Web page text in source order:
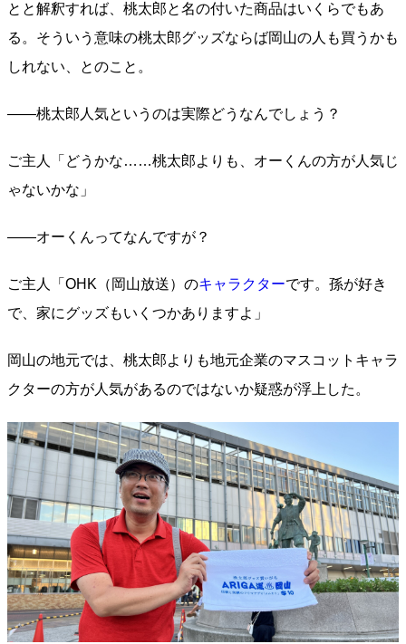
とと解釈すれば、桃太郎と名の付いた商品はいくらでもあ
る。そういう意味の桃太郎グッズならば岡山の人も買うかも
しれない、とのこと。
――桃太郎人気というのは実際どうなんでしょう？
ご主人「どうかな……桃太郎よりも、オーくんの方が人気じ
ゃないかな」
――オーくんってなんですが？
ご主人「OHK（岡山放送）のキャラクターです。孫が好き
で、家にグッズもいくつかありますよ」
岡山の地元では、桃太郎よりも地元企業のマスコットキャラ
クターの方が人気があるのではないか疑惑が浮上した。